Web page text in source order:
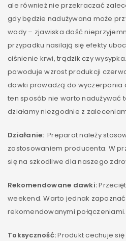
ale również nie przekraczać
gdy będzie nadużywana może
wody – zjawiska dość
przypadku nasilają się efekty
ciśnienie krwi, trądzik czy
powoduje wzrost produkcji
dawki prowadzą do wyczerpania
ten sposób nie warto nadużywać
działamy niezgodnie z
Działanie: Preparat należy
zastosowaniem producenta. W
się na szkodliwe dla naszego
Rekomendowane dawki:
weekend. Warto jednak
rekomendowanymi połączeniami.
Toksyczność:Produkt cechuje